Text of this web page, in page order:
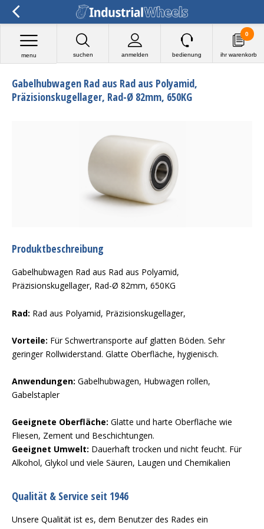
suchen anmelden
menu bedienung ihr warenkorb
0
Gabelhubwagen Rad aus Rad aus Polyamid,
Präzisionskugellager, Rad-Ø 82mm, 650KG
Produktbeschreibung
Gabelhubwagen Rad aus Rad aus Polyamid,
Präzisionskugellager, Rad-Ø 82mm, 650KG
Rad: Rad aus Polyamid, Präzisionskugellager,
Vorteile: Für Schwertransporte auf glatten Böden. Sehr
geringer Rollwiderstand. Glatte Oberfläche, hygienisch.
Anwendungen: Gabelhubwagen, Hubwagen rollen,
Gabelstapler
Geeignete Oberfläche: Glatte und harte Oberfläche wie
Fliesen, Zement und Beschichtungen.
Geeignet Umwelt: Dauerhaft trocken und nicht feucht. Für
Alkohol, Glykol und viele Säuren, Laugen und Chemikalien
Qualität & Service seit 1946
Unsere Qualität ist es, dem Benutzer des Rades ein